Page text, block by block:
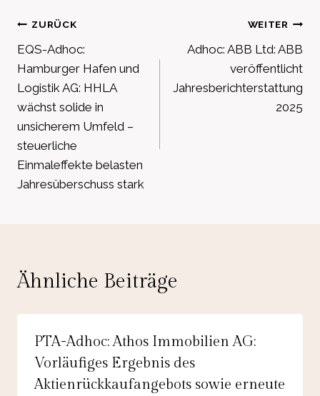
Beitragsnavigation
ZURÜCK
EQS-Adhoc:
Hamburger Hafen und
Logistik AG: HHLA
wächst solide in
unsicherem Umfeld –
steuerliche
Einmaleffekte belasten
Jahresüberschuss stark
WEITER
Adhoc: ABB Ltd: ABB
veröffentlicht
Jahresberichterstattung
2025
Ähnliche Beiträge
PTA-Adhoc: Athos Immobilien AG:
Vorläufiges Ergebnis des
Aktienrückkaufangebots sowie erneute